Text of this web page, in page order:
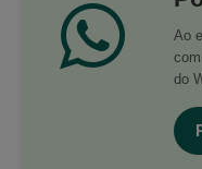
Ao
do